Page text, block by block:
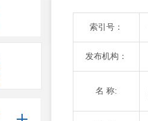
索引号：
发布机构：
名 称: